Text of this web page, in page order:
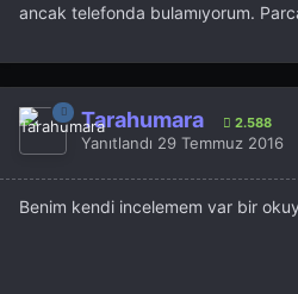
ancak telefonda bulamıyorum.
Tarahumara 2.588
Yanıtlandı 29 Temmuz 2016
Benim kendi incelemem var bir